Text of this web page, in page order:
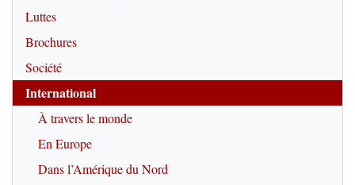
Luttes
Brochures
Société
International
À travers le monde
En Europe
Dans l’Amérique du Nord